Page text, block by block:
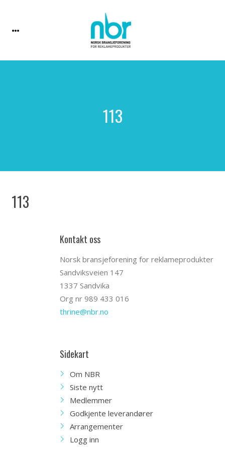
113
113
Kontakt oss
Norsk bransjeforening for reklameprodukter
Sandviksveien 147
1337 Sandvika
Org nr 989 433 016
thrine@nbr.no
Sidekart
Om NBR
Siste nytt
Medlemmer
Godkjente leverandører
Arrangementer
Logg inn